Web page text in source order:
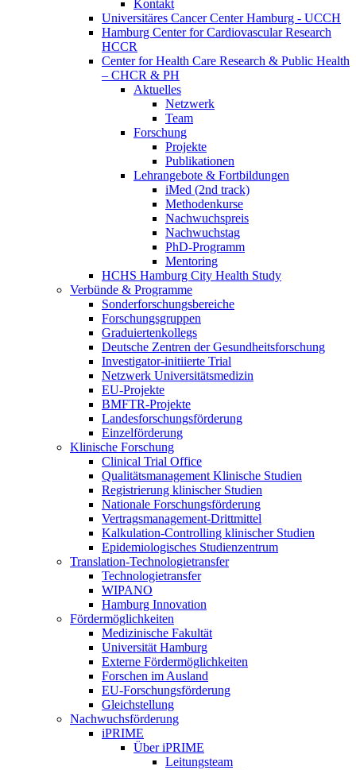
Kontakt
Universitäres Cancer Center Hamburg - UCCH
Hamburg Center for Cardiovascular Research
HCCR
Center for Health Care Research & Public Health
– CHCR & PH
Aktuelles
Netzwerk
Team
Forschung
Projekte
Publikationen
Lehrangebote & Fortbildungen
iMed (2nd track)
Methodenkurse
Nachwuchspreis
Nachwuchstag
PhD-Programm
Mentoring
HCHS Hamburg City Health Study
Verbünde & Programme
Sonderforschungsbereiche
Forschungsgruppen
Graduiertenkollegs
Deutsche Zentren der Gesundheitsforschung
Investigator-initiierte Trial
Netzwerk Universitätsmedizin
EU-Projekte
BMFTR-Projekte
Landesforschungsförderung
Einzelförderung
Klinische Forschung
Clinical Trial Office
Qualitätsmanagement Klinische Studien
Registrierung klinischer Studien
Nationale Forschungsförderung
Vertragsmanagement-Drittmittel
Kalkulation-Controlling klinischer Studien
Epidemiologisches Studienzentrum
Translation-Technologietransfer
Technologietransfer
WIPANO
Hamburg Innovation
Fördermöglichkeiten
Medizinische Fakultät
Universität Hamburg
Externe Fördermöglichkeiten
Forschen im Ausland
EU-Forschungsförderung
Gleichstellung
Nachwuchsförderung
iPRIME
Über iPRIME
Leitungsteam